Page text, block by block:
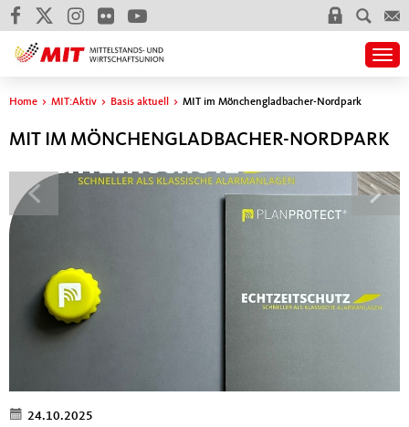
Sie sind hier
Home > MIT:Aktiv > Basis aktuell > MIT im Mönchengladbacher-Nordpark
MIT IM MÖNCHENGLADBACHER-NORDPARK
24.10.2025